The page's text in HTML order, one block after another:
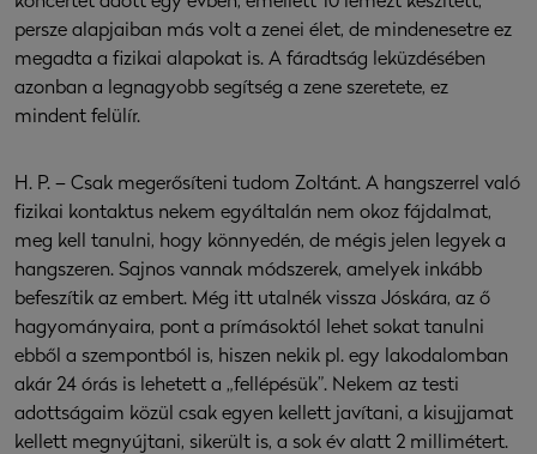
persze alapjaiban más volt a zenei élet, de mindenesetre ez
megadta a fizikai alapokat is. A fáradtság leküzdésében
azonban a legnagyobb segítség a zene szeretete, ez
mindent felülír.
H. P. – Csak megerősíteni tudom Zoltánt. A hangszerrel való
fizikai kontaktus nekem egyáltalán nem okoz fájdalmat,
meg kell tanulni, hogy könnyedén, de mégis jelen legyek a
hangszeren. Sajnos vannak módszerek, amelyek inkább
befeszítik az embert. Még itt utalnék vissza Jóskára, az ő
hagyományaira, pont a prímásoktól lehet sokat tanulni
ebből a szempontból is, hiszen nekik pl. egy lakodalomban
akár 24 órás is lehetett a „fellépésük”. Nekem az testi
adottságaim közül csak egyen kellett javítani, a kisujjamat
kellett megnyújtani, sikerült is, a sok év alatt 2 millimétert.